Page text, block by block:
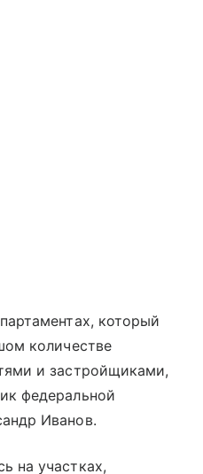
который
количестве
и застройщиками,
федеральной
Иванов.
на участках,